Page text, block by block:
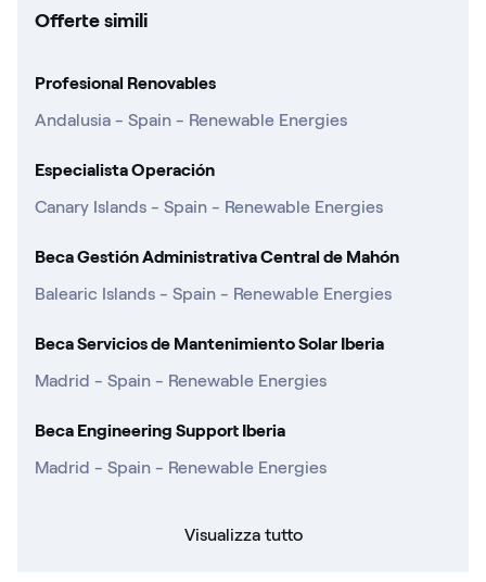
Offerte simili
Profesional Renovables
Andalusia - Spain - Renewable Energies
Especialista Operación
Canary Islands - Spain - Renewable Energies
Beca Gestión Administrativa Central de Mahón
Balearic Islands - Spain - Renewable Energies
Beca Servicios de Mantenimiento Solar Iberia
Madrid - Spain - Renewable Energies
Beca Engineering Support Iberia
Madrid - Spain - Renewable Energies
Visualizza tutto